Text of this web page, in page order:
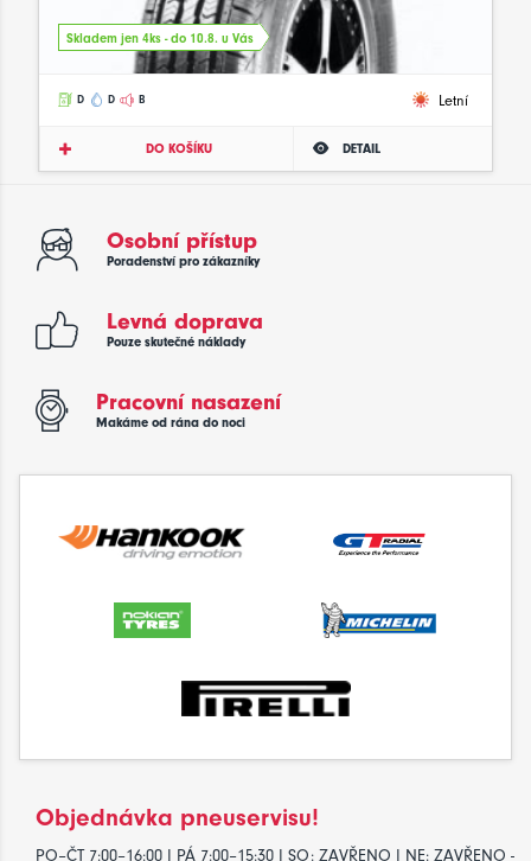
Skladem jen 4ks - do 10.8. u Vás
D D B Letní
DO KOŠÍKU DETAIL
Osobní přístup
Poradenství pro zákazníky
Levná doprava
Pouze skutečné náklady
Pracovní nasazení
Makáme od rána do noci
Objednávka pneuservisu!
PO–ČT 7:00–16:00 | PÁ 7:00–15:30 | SO: ZAVŘENO | NE: ZAVŘENO -